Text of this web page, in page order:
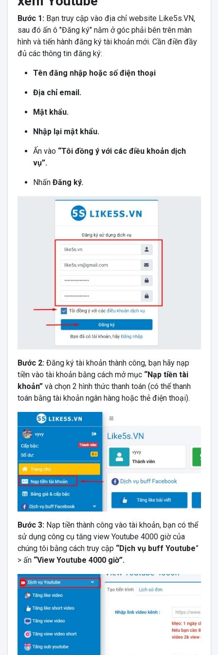
Bước 1: Bạn truy cập vào địa chỉ website Like5s.VN,
sau đó ấn ô "Đăng ký" nằm ở góc phải bên trên màn
hình và tiến hành đăng ký tài khoản mới. Cần điền đầy
đủ các thông tin đăng ký:
Tên đăng nhập hoặc số điện thoại
Địa chỉ email.
Mật khẩu.
Nhập lại mật khẩu.
Ấn vào “Tôi đồng ý với các điều khoản dịch
vụ”.
Nhấn Đăng ký.
Bước 2:Đăng ký tài khoản thành công, bạn hãy nạp
tiền vào tài khoản bằng cách mở mục“Nạp tiền tài
khoản” và chọn 2 hình thức thanh toán (có thể thanh
toán bằng tài khoản ngân hàng hoặc thẻ điện thoại).
Bước 3: Nạp tiền thành công vào tài khoản, bạn có thể
sử dụng công cụ tăng view Youtube 4000 giờ của
chúng tôi bằng cách truy cập “Dịch vụ buff Youtube”
> ấn “View Youtube 4000 giờ”.